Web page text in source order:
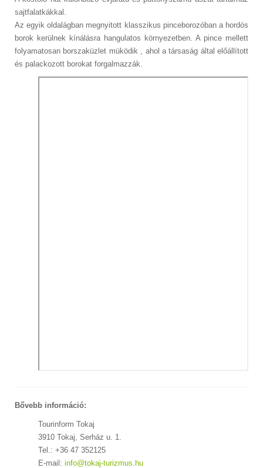
sajtfalatkákkal.
Az egyik oldalágban megnyitott klasszikus pinceborozóban a hordós
borok kerülnek kínálásra hangulatos környezetben. A pince mellett
folyamatosan borszaküzlet müködik , ahol a társaság által előállított
és palackozott borokat forgalmazzák.
Bővebb információ:
Tourinform Tokaj
3910 Tokaj, Serház u. 1.
Tel.: +36 47 352125
E-mail: info@tokaj-turizmus.hu